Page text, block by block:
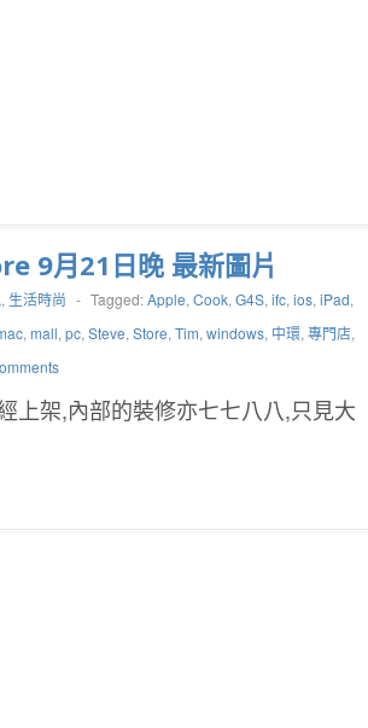
9月21日晚 最新圖片
, 生活時尚 - Tagged:Apple, Cook, G4S, ifc, ios, iPad,
, mall, pc, Steve, Store, Tim, windows, 中環, 專門店,
上架,內部的裝修亦七七八八,只見大